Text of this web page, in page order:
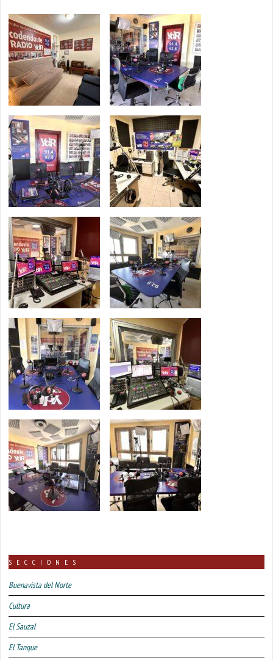
SECCIONES
Buenavista del Norte
Cultura
El Sauzal
El Tanque